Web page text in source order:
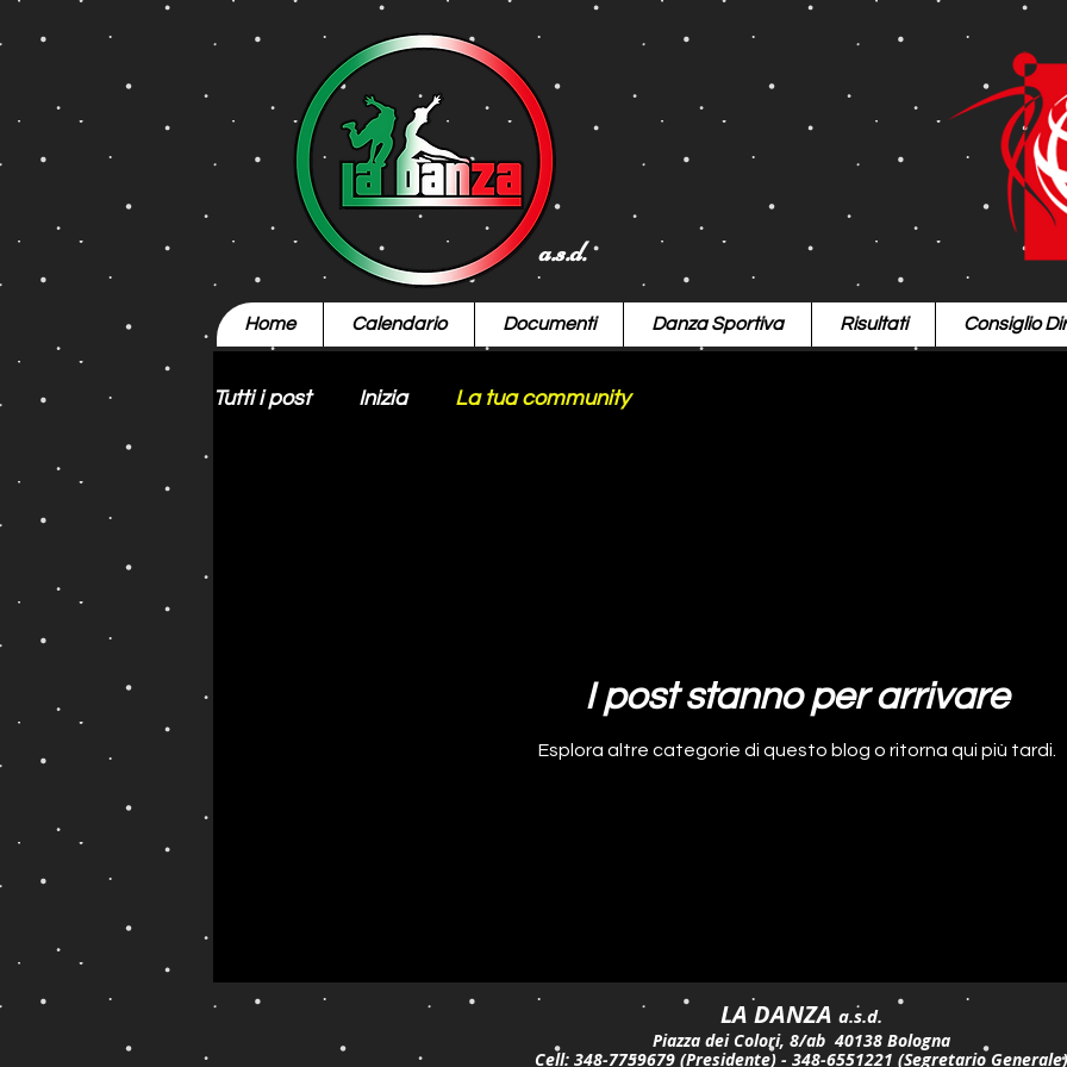
a.s.d.
Home Calendario Documenti Danza Sportiva Risultati Consiglio
Tutti i post Inizia La tua community
I post stanno per arrivare
Esplora altre categorie di questo blog o ritorna qui più tardi.
LA DANZA a.s.d.
Piazza dei Colori, 8/ab 40138 Bologna
Cell: 348-7759679 (Presidente) - 348-6551221 (Segretario Generale)